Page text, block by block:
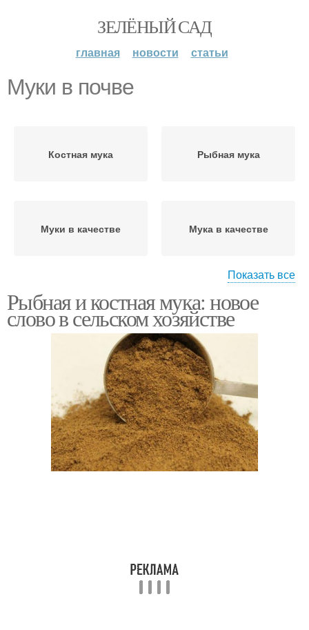
ЗЕЛЁНЫЙ САД
главная новости статьи
Муки в почве
Костная мука Рыбная мука
Муки в качестве Мука в качестве
Муки в сельском
хозяйстве
Мясокостная мука
Показать все
Рыбная и костная мука: новое
слово в сельском хозяйстве